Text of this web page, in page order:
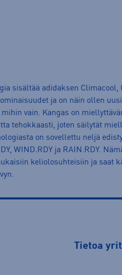
sisältää adidaksen
ja on näin ollen
vain. Kangas on
tehokkaasti, joten säilytät
on sovellettu neljä
WIND.RDY ja RAIN.RDY.
keliolosuhteisiin ja saat
Tietoa